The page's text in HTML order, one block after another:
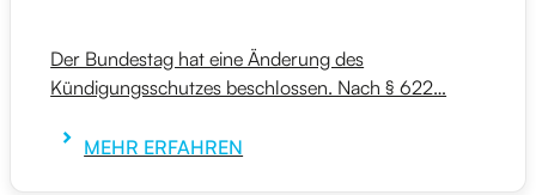
Der Bundestag hat eine Änderung des
Kündigungsschutzes beschlossen. Nach § 622…
MEHR ERFAHREN